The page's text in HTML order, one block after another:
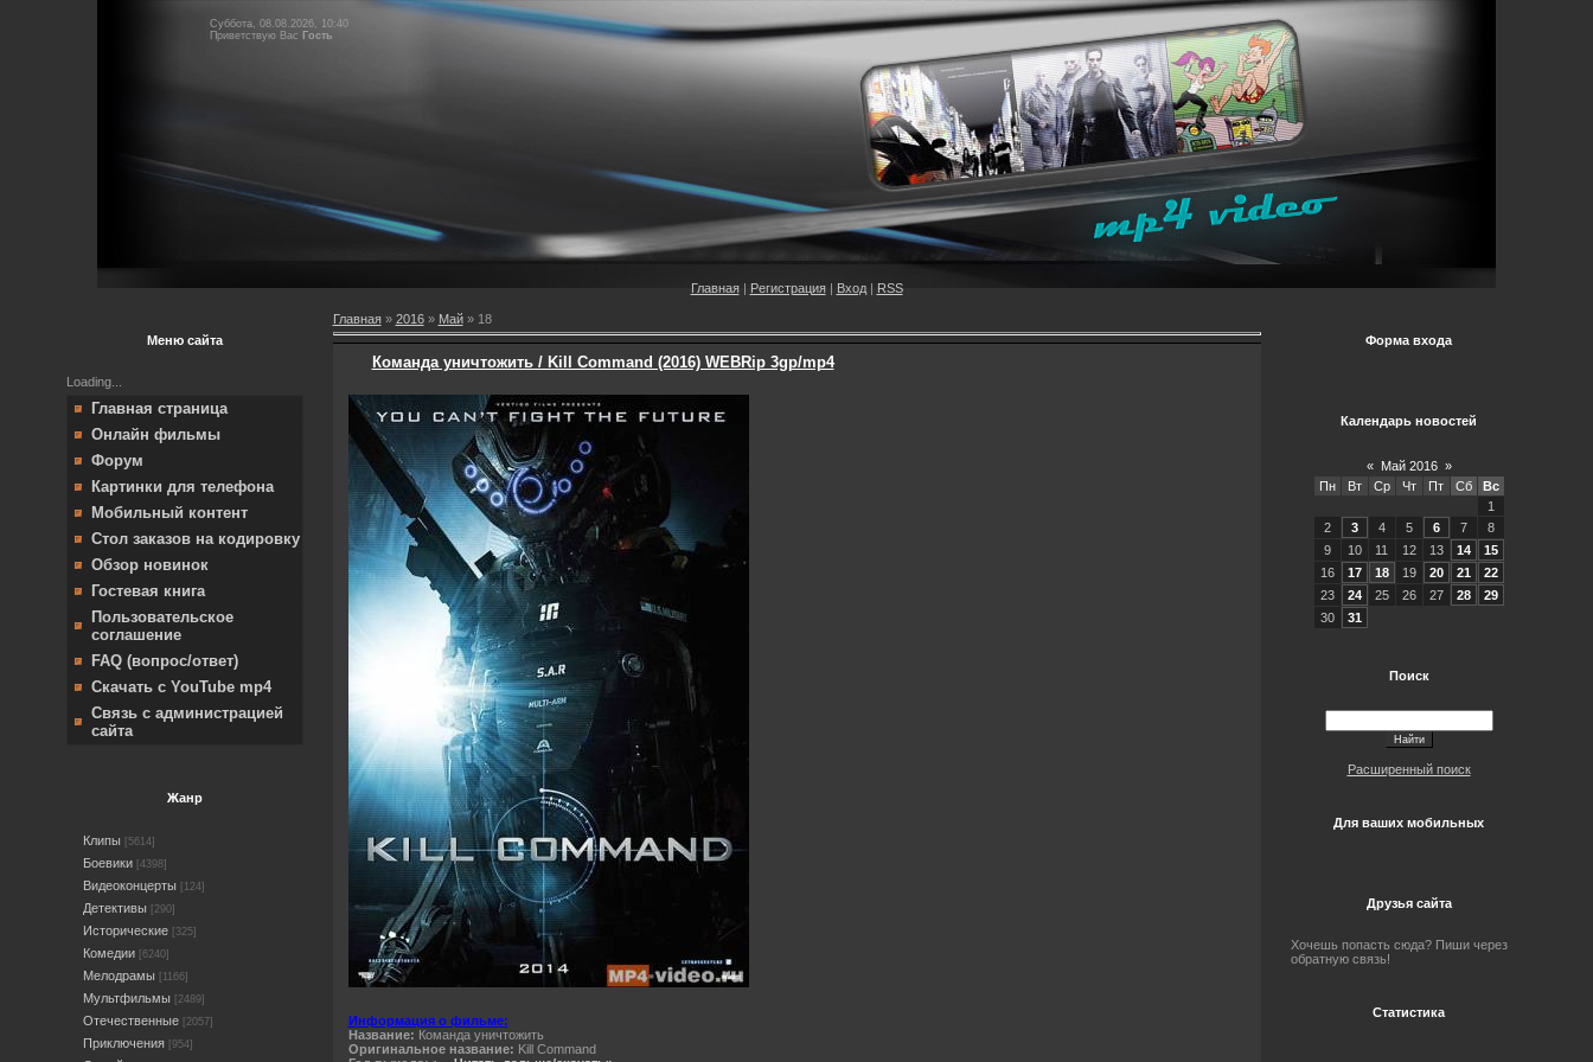
Суббота, 08.08.2026, 10:40
Приветствую Вас Гость
Главная| Регистрация| Вход| RSS
Меню сайта
Loading...
Главная страница
Онлайн фильмы
Форум
Картинки для телефона
Мобильный контент
Стол заказов на кодировку
Обзор новинок
Гостевая книга
Пользовательское
соглашение
FAQ (вопрос/ответ)
Скачать с YouTube mp4
Связь с администрацией
сайта
Жанр
Клипы [5614]
Боевики [4398]
Видеоконцерты [124]
Детективы [290]
Исторические [325]
Комедии [6240]
Мелодрамы [1166]
Мультфильмы [2489]
Отечественные [2057]
Приключения [954]
Главная» 2016 » Май » 18
Команда уничтожить / Kill Command (2016) WEBRip 3gp/mp4
Информация о фильме:
Название: Команда уничтожить
Оригинальное название: Kill Command
Форма входа
Календарь новостей
« Май 2016 »
Пн
Вт Ср Чт Пт Сб
Вс
1
2
3 4 5 6 7
8
9
10 11 12 13 14
15
16
17 18 19 20 21
22
23
24 25 26 27 28
29
30
31
Поиск
Расширенный поиск
Для ваших мобильных
Друзья сайта
Хочешь попасть сюда? Пиши через
обратную связь!
Статистика